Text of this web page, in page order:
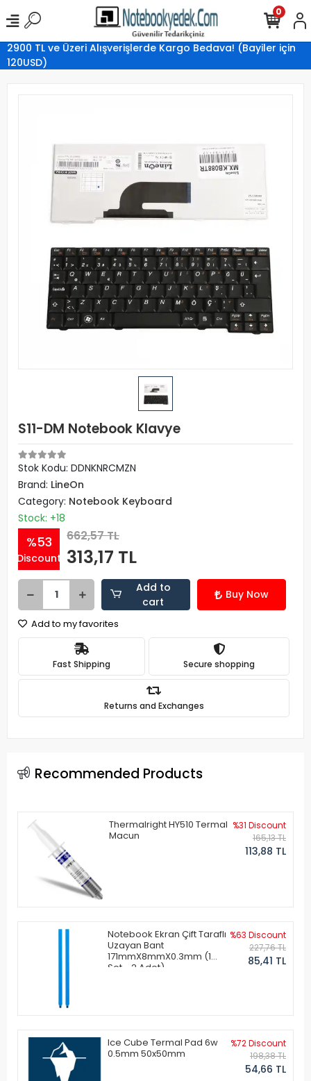
2900 TL ve Üzeri Alışverişlerde Kargo Bedava! (Bayiler için
120USD)
0
S11-DM Notebook Klavye
Stok Kodu: DDNKNRCMZN
Brand: LineOn
Category: Notebook Keyboard
Stock: +18
%53
Discount
662,57 TL
313,17 TL
Add to
cart
Buy Now
Add to my favorites
Fast Shipping Secure shopping
Returns and Exchanges
Recommended Products
Thermalright HY510 Termal
Macun
%31 Discount
165,13 TL
113,88 TL
Notebook Ekran Çift Taraflı
Uzayan Bant
171mmX8mmX0.3mm (1
Set - 2 Adet)
%63 Discount
227,76 TL
85,41 TL
Ice Cube Termal Pad 6w
0.5mm 50x50mm
%72 Discount
198,38 TL
54,66 TL